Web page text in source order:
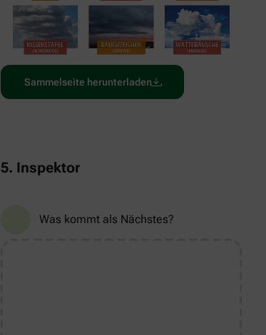
Sammelseite herunterladen
5. Inspektor
Was kommt als Nächstes?